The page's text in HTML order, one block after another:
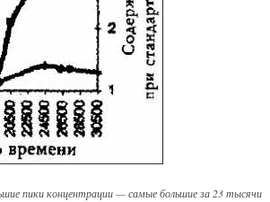
пики концентрации — самые большие за 23 тысячи